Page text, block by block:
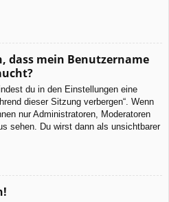
dass mein Benutzername
du in den Einstellungen eine
dieser Sitzung verbergen“. Wenn
nur Administratoren, Moderatoren
sehen. Du wirst dann als unsichtbarer